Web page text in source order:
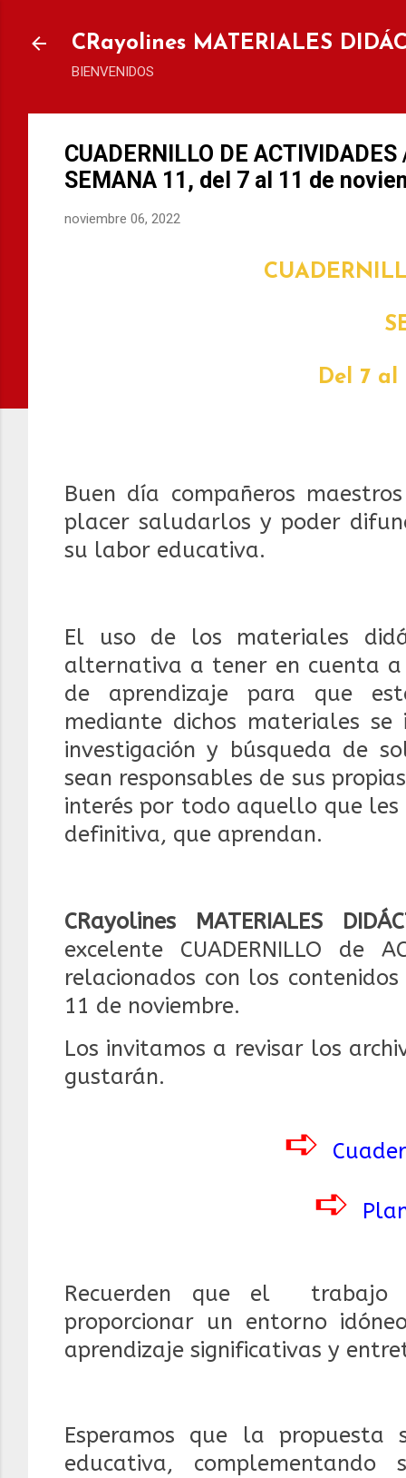
CRayolines MATERIALES
BIENVENIDOS
CUADERNILLO DE
SEMANA 11, del 7 al 11 de
noviembre 06, 2022
Del 7 al
Buen día compañeros
placer saludarlos y poder
su labor educativa.
El uso de los materiales
alternativa a tener en cuenta
de aprendizaje para que
mediante dichos materiales
investigación y búsqueda de
sean responsables de sus
interés por todo aquello que
definitiva, que aprendan.
CRayolines MATERIALES
excelente CUADERNILLO de
relacionados con los
11 de noviembre.
Los invitamos a revisar los
gustarán.
➪
➪
Recuerden que el trabajo
proporcionar un entorno
aprendizaje significativas y
Esperamos que la
educativa,